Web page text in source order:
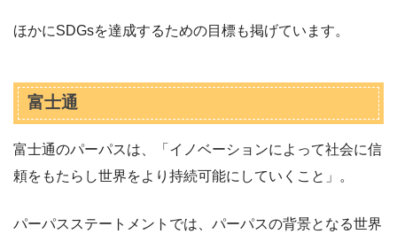
ほかにSDGsを達成するための目標も掲げています。
富士通
富士通のパーパスは、「イノベーションによって社会に信
頼をもたらし世界をより持続可能にしていくこと」。
パーパスステートメントでは、パーパスの背景となる世界